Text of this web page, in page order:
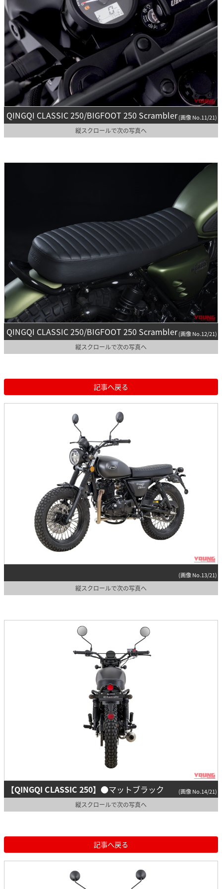
QINGQI CLASSIC 250/BIGFOOT 250 Scrambler(画像 No.11/21)
縦スクロールで次の写真へ
QINGQI CLASSIC 250/BIGFOOT 250 Scrambler(画像 No.12/21)
縦スクロールで次の写真へ
記事へ戻る
(画像 No.13/21)
縦スクロールで次の写真へ
【QINGQI CLASSIC 250】 ●マットブラック (画像 No.14/21)
縦スクロールで次の写真へ
記事へ戻る